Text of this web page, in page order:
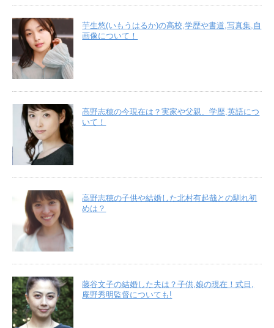
芋生悠(いもうはるか)の高校,学歴や書道,写真集,自
画像について！
高野志穂の今現在は？実家や父親、学歴,英語につ
いて！
高野志穂の子供や結婚した北村有起哉との馴れ初
めは？
藤谷文子の結婚した夫は？子供,娘の現在！式日,
庵野秀明監督についても!